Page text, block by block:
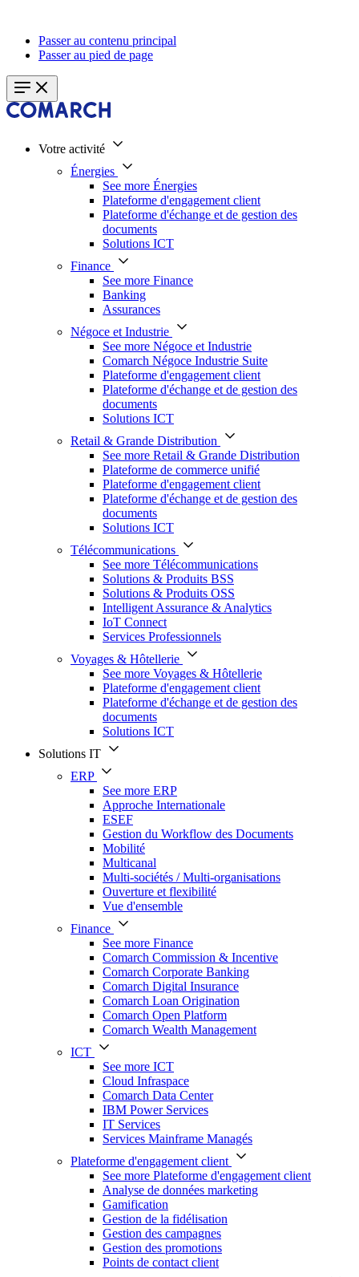
Passer au contenu principal
Passer au pied de page
Votre activité
Énergies
See more Énergies
Plateforme d'engagement client
Plateforme d'échange et de gestion des
documents
Solutions ICT
Finance
See more Finance
Banking
Assurances
Négoce et Industrie
See more Négoce et Industrie
Comarch Négoce Industrie Suite
Plateforme d'engagement client
Plateforme d'échange et de gestion des
documents
Solutions ICT
Retail & Grande Distribution
See more Retail & Grande Distribution
Plateforme de commerce unifié
Plateforme d'engagement client
Plateforme d'échange et de gestion des
documents
Solutions ICT
Télécommunications
See more Télécommunications
Solutions & Produits BSS
Solutions & Produits OSS
Intelligent Assurance & Analytics
IoT Connect
Services Professionnels
Voyages & Hôtellerie
See more Voyages & Hôtellerie
Plateforme d'engagement client
Plateforme d'échange et de gestion des
documents
Solutions ICT
Solutions IT
ERP
See more ERP
Approche Internationale
ESEF
Gestion du Workflow des Documents
Mobilité
Multicanal
Multi-sociétés / Multi-organisations
Ouverture et flexibilité
Vue d'ensemble
Finance
See more Finance
Comarch Commission & Incentive
Comarch Corporate Banking
Comarch Digital Insurance
Comarch Loan Origination
Comarch Open Platform
Comarch Wealth Management
ICT
See more ICT
Cloud Infraspace
Comarch Data Center
IBM Power Services
IT Services
Services Mainframe Managés
Plateforme d'engagement client
See more Plateforme d'engagement client
Analyse de données marketing
Gamification
Gestion de la fidélisation
Gestion des campagnes
Gestion des promotions
Points de contact client